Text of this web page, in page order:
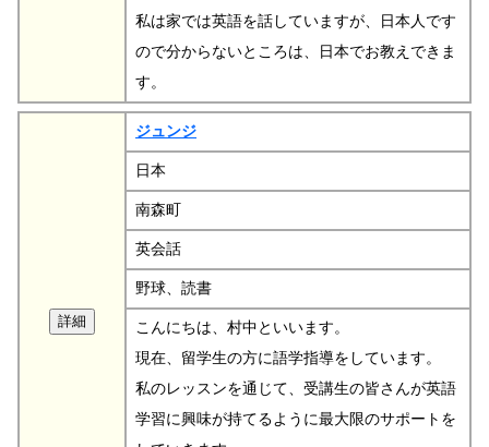
私は家では英語を話していますが、日本人です
ので分からないところは、日本でお教えできま
す。
ジュンジ
日本
南森町
英会話
野球、読書
こんにちは、村中といいます。
現在、留学生の方に語学指導をしています。
私のレッスンを通じて、受講生の皆さんが英語
学習に興味が持てるように最大限のサポートを